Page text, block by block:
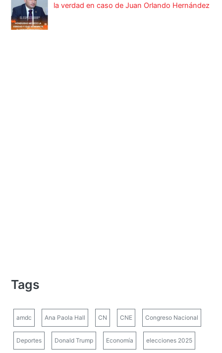
la verdad en caso de Juan Orlando Hernández
Tags
amdc Ana Paola Hall CN CNE Congreso Nacional
Deportes Donald Trump Economía elecciones 2025